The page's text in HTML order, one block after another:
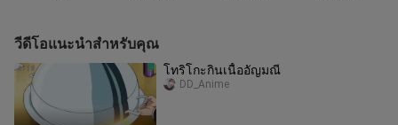
วีดีโอแนะนำสำหรับคุณ
โทริโกะกินเนื้ออัญมณี
DD_Anime